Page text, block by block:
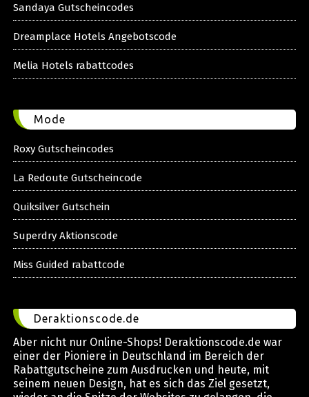
Sandaya Gutscheincodes
Dreamplace Hotels Angebotscode
Melia Hotels rabattcodes
Mode
Roxy Gutscheincodes
La Redoute Gutscheincode
Quiksilver Gutschein
Superdry Aktionscode
Miss Guided rabattcode
Deraktionscode.de
Aber nicht nur Online-Shops! Deraktionscode.de war
einer der Pioniere in Deutschland im Bereich der
Rabattgutscheine zum Ausdrucken und heute, mit
seinem neuen Design, hat es sich das Ziel gesetzt,